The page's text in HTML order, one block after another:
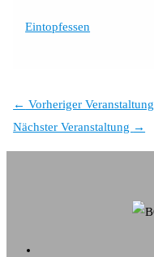
Eintopfessen
← Vorheriger Veranstaltung
Nächster Veranstaltung →